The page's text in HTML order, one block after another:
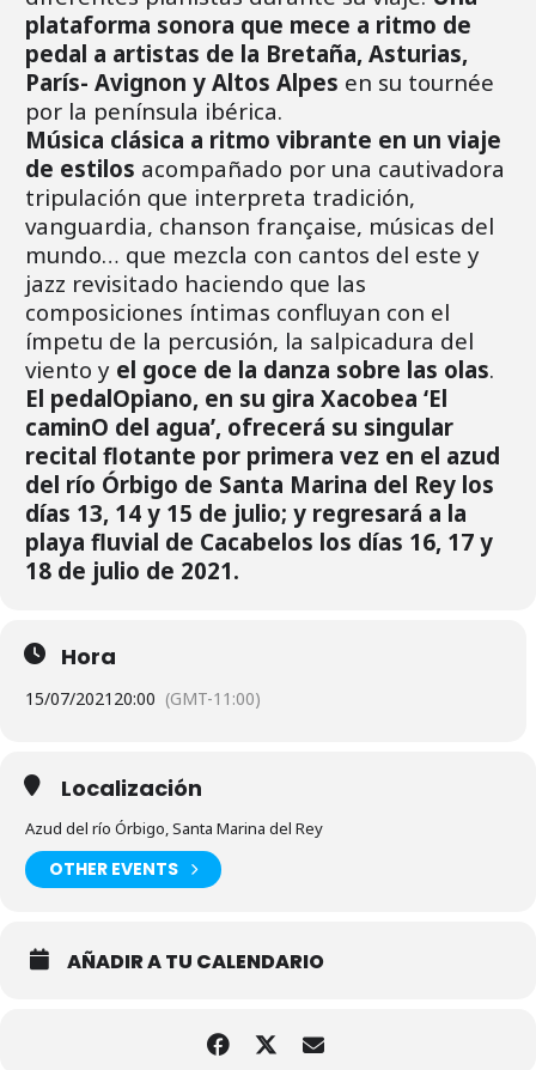
plataforma sonora que mece a ritmo de
pedal a artistas de la Bretaña, Asturias,
París- Avignon y Altos Alpes en su tournée
por la península ibérica.
Música clásica a ritmo vibrante en un viaje
de estilos acompañado por una cautivadora
tripulación que interpreta tradición,
vanguardia, chanson française, músicas del
mundo… que mezcla con cantos del este y
jazz revisitado haciendo que las
composiciones íntimas confluyan con el
ímpetu de la percusión, la salpicadura del
viento y el goce de la danza sobre las olas.
El pedalOpiano, en su gira Xacobea ‘El
caminO del agua’, ofrecerá su singular
recital flotante por primera vez en el azud
del río Órbigo de Santa Marina del Rey los
días 13, 14 y 15 de julio; y regresará a la
playa fluvial de Cacabelos los días 16, 17 y
18 de julio de 2021.
Hora
15/07/2021 20:00 (GMT-11:00)
Localización
Azud del río Órbigo, Santa Marina del Rey
OTHER EVENTS
AÑADIR A TU CALENDARIO